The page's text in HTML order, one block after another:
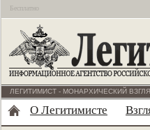
Бесплатно
ЛЕГИТИМИСТ - МОНАРХИЧЕСКИЙ
О Легитимисте